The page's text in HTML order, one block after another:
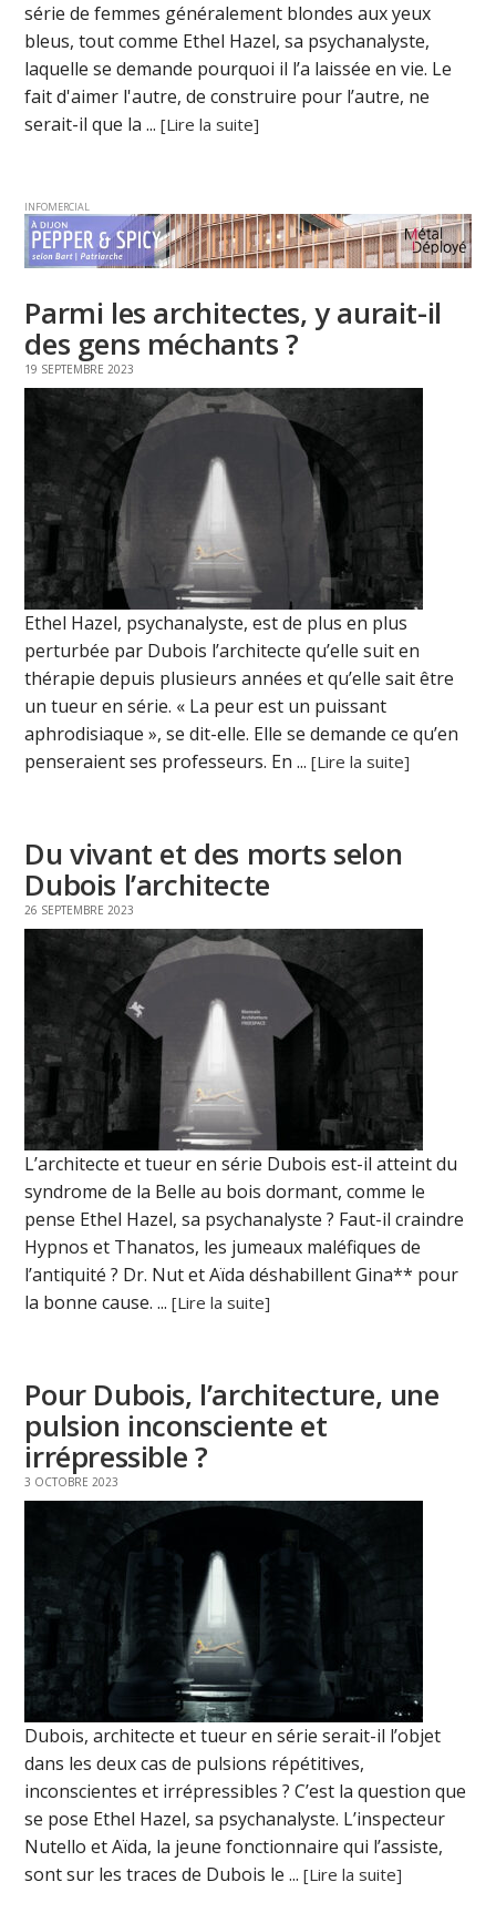
série de femmes généralement blondes aux yeux
bleus, tout comme Ethel Hazel, sa psychanalyste,
laquelle se demande pourquoi il l’a laissée en vie. Le
fait d'aimer l'autre, de construire pour l’autre, ne
serait-il que la ...[Lire la suite]
INFOMERCIAL
Parmi les architectes, y aurait-il
des gens méchants ?
19 SEPTEMBRE 2023
Ethel Hazel, psychanalyste, est de plus en plus
perturbée par Dubois l’architecte qu’elle suit en
thérapie depuis plusieurs années et qu’elle sait être
un tueur en série. « La peur est un puissant
aphrodisiaque », se dit-elle. Elle se demande ce qu’en
penseraient ses professeurs. En ...[Lire la suite]
Du vivant et des morts selon
Dubois l’architecte
26 SEPTEMBRE 2023
L’architecte et tueur en série Dubois est-il atteint du
syndrome de la Belle au bois dormant, comme le
pense Ethel Hazel, sa psychanalyste ? Faut-il craindre
Hypnos et Thanatos, les jumeaux maléfiques de
l’antiquité ? Dr. Nut et Aïda déshabillent Gina** pour
la bonne cause. ...[Lire la suite]
Pour Dubois, l’architecture, une
pulsion inconsciente et
irrépressible ?
3 OCTOBRE 2023
Dubois, architecte et tueur en série serait-il l’objet
dans les deux cas de pulsions répétitives,
inconscientes et irrépressibles ? C’est la question que
se pose Ethel Hazel, sa psychanalyste. L’inspecteur
Nutello et Aïda, la jeune fonctionnaire qui l’assiste,
sont sur les traces de Dubois le ...[Lire la suite]